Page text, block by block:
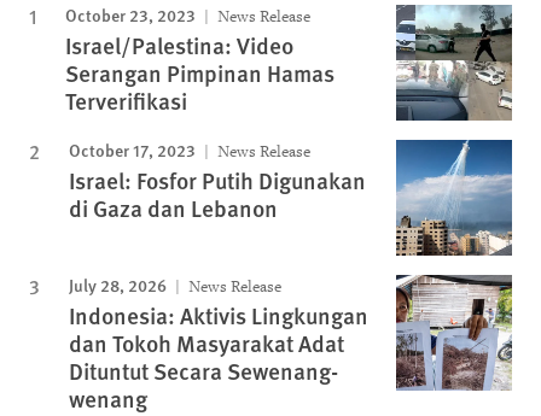
October 23, 2023 News Release
Israel/Palestina: Video
Serangan Pimpinan Hamas
Terverifikasi
October 17, 2023 News Release
Israel: Fosfor Putih Digunakan
di Gaza dan Lebanon
July 28, 2026 News Release
Indonesia: Aktivis Lingkungan
dan Tokoh Masyarakat Adat
Dituntut Secara Sewenang-
wenang